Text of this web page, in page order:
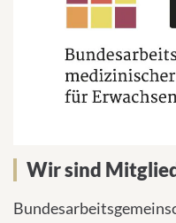
Wir sind